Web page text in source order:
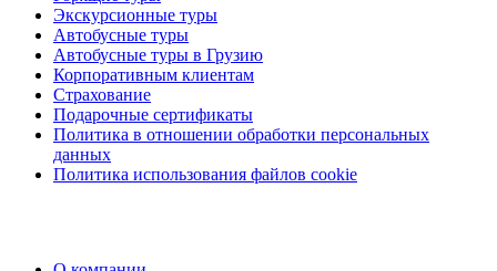
Экскурсионные туры
Автобусные туры
Автобусные туры в Грузию
Корпоративным клиентам
Страхование
Подарочные сертификаты
Политика в отношении обработки персональных
данных
Политика использования файлов cookie